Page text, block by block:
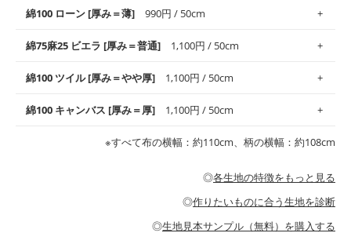
使いやすさNo.1！しなやかさと適度な張りを併せ持ち、通気性の
高さがオックス生地の特徴です。当サイトのオックス生地は、
般にお使いいただけます。
※レッスンバッグ、上履き袋などの通園通学グッズにはツイル生
・布団カバーなどの寝具、カーテン
柔らかくふんわりとした肌触りが特徴です。ベビー用品やハンカ
チなど直接肌に触れるアイテムに最適です。高い吸湿性・通気性
す。
・スタイ、おくるみなどのベビーグッズ
・ブラウス、チュニック、ワンピースなどの洋服
・パジャマなどの寝具
綿100 ローン [厚み＝薄] 990円 / 50cm
上質で薄手の平織りの生地です。軽やかさとなめらかな手触りの
良さが魅力。透け感があるので、涼しげなトップスなどに最適で
・ブラウス、シャツ、チュニックなどのトップス
綿75麻25 ビエラ [厚み＝普通] 1,100円 / 50cm
コットン75％リネン25％の当店のビエラ生地は、オックス生地よ
りもふんわりとした柔らかい質感と適度な落ち感を感じられるの
綿100 ツイル [厚み＝やや厚] 1,100円 / 50cm
綾織りの生地です。しっかりとした張りと厚みがありながらも柔
らかいのが特徴です。生地の厚みは中厚手です。1枚でも透け感
・カーテン、エプロン、テーブルクロスなどの暮らしのアイテム
・パンツ、タックスカートなどのボトムス
綿100 キャンバス [厚み＝厚] 1,100円 / 50cm
耐久性があります。トートバッグ・ポーチ・ペンケースなどの布
小物、インテリア用品に向いています。
※すべて布の横幅：約110cm、柄の横幅：約108cm
◎各生地の特徴をもっと見る
◎作りたいものに合う生地を診断
◎生地見本サンプル（無料）を購入する